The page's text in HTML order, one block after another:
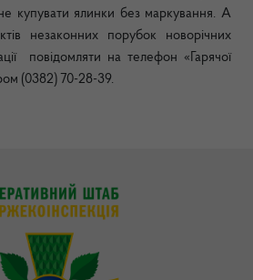
купувати ялинки без маркування. А
незаконних порубок новорічних
повідомляти на телефон «Гарячої
(0382) 70-28-39.